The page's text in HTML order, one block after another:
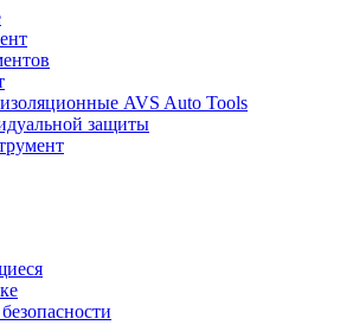
AVS Auto Tools
защиты